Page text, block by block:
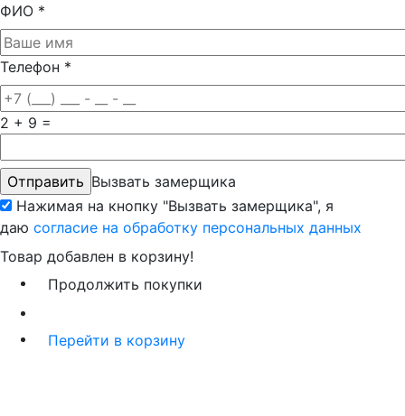
ФИО *
Телефон *
2 + 9 =
Вызвать замерщика
Нажимая на кнопку "Вызвать замерщика", я
даю согласие на обработку персональных данных
Товар добавлен в корзину!
Продолжить покупки
Перейти в корзину